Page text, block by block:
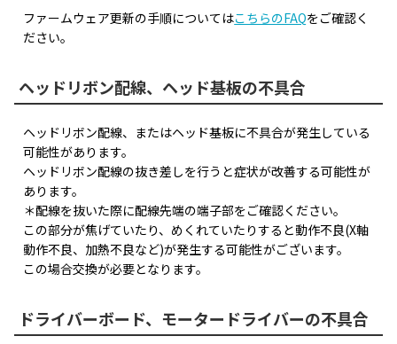
ファームウェア更新の手順についてはこちらのFAQをご確認く
ださい。
ヘッドリボン配線、ヘッド基板の不具合
ヘッドリボン配線、またはヘッド基板に不具合が発生している
可能性があります。
ヘッドリボン配線の抜き差しを行うと症状が改善する可能性が
あります。
＊配線を抜いた際に配線先端の端子部をご確認ください。
この部分が焦げていたり、めくれていたりすると動作不良(X軸
動作不良、加熱不良など)が発生する可能性がございます。
この場合交換が必要となります。
ドライバーボード、モータードライバーの不具合